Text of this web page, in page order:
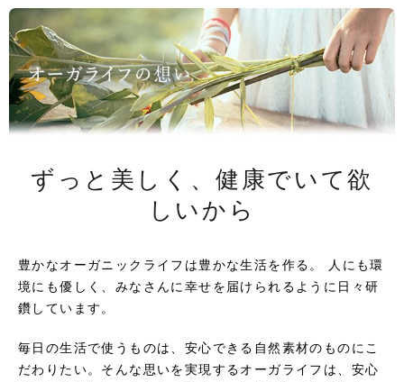
ずっと美しく、健康でいて欲
しいから
豊かなオーガニックライフは豊かな生活を作る。 人にも環
境にも優しく、みなさんに幸せを届けられるように日々研
鑽しています。
毎日の生活で使うものは、安心できる自然素材のものにこ
だわりたい。そんな思いを実現するオーガライフは、安心